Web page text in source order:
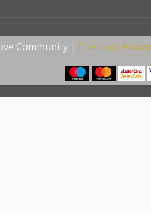
Community | Πολιτική